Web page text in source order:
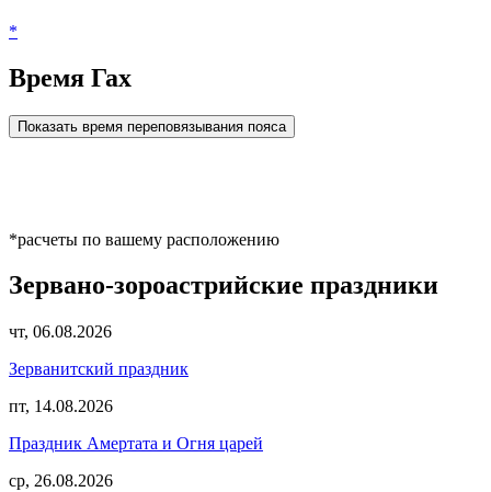
*
Время Гах
Показать время переповязывания пояса
*расчеты по вашему расположению
Зервано-зороастрийские праздники
чт, 06.08.2026
Зерванитский праздник
пт, 14.08.2026
Праздник Амертата и Огня царей
ср, 26.08.2026